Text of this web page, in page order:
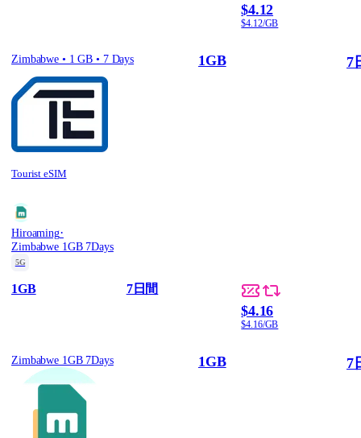
$4.12
$4.12/GB
Zimbabwe • 1 GB • 7 Days
Tourist eSIM
1GB 7
Hiroaming·
Zimbabwe 1GB 7Days
5G
1GB 7日間
$4.16
$4.16/GB
Zimbabwe 1GB 7Days 1GB 7